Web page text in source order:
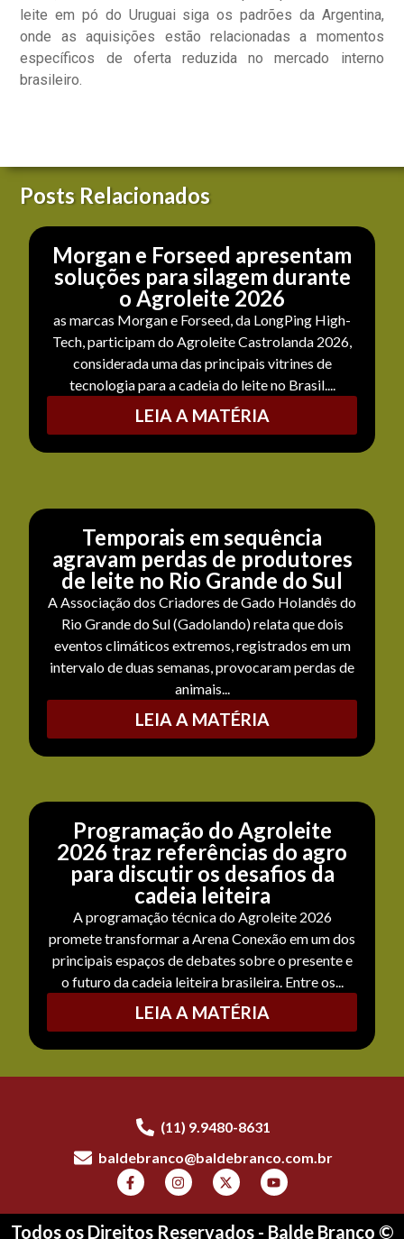
leite em pó do Uruguai siga os padrões da Argentina,
onde as aquisições estão relacionadas a momentos
específicos de oferta reduzida no mercado interno
brasileiro.
Posts Relacionados
Morgan e Forseed apresentam
soluções para silagem durante
o Agroleite 2026
as marcas Morgan e Forseed, da LongPing High-
Tech, participam do Agroleite Castrolanda 2026,
considerada uma das principais vitrines de
tecnologia para a cadeia do leite no Brasil....
LEIA A MATÉRIA
Temporais em sequência
agravam perdas de produtores
de leite no Rio Grande do Sul
A Associação dos Criadores de Gado Holandês do
Rio Grande do Sul (Gadolando) relata que dois
eventos climáticos extremos, registrados em um
intervalo de duas semanas, provocaram perdas de
animais...
LEIA A MATÉRIA
Programação do Agroleite
2026 traz referências do agro
para discutir os desafios da
cadeia leiteira
A programação técnica do Agroleite 2026
promete transformar a Arena Conexão em um dos
principais espaços de debates sobre o presente e
o futuro da cadeia leiteira brasileira. Entre os...
LEIA A MATÉRIA
(11) 9.9480-8631
baldebranco@baldebranco.com.br
Todos os Direitos Reservados - Balde Branco ©